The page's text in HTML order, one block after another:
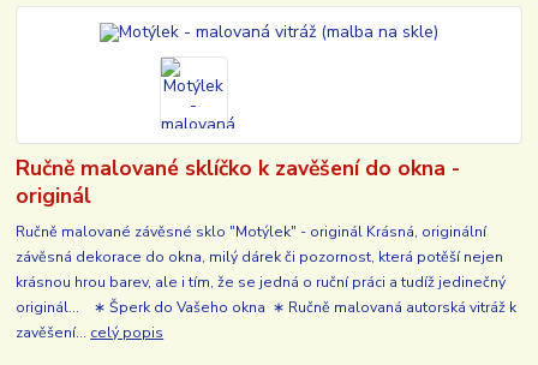
Ručně malované sklíčko k zavěšení do okna -
originál
Ručně malované závěsné sklo "Motýlek" - originál Krásná, originální
závěsná dekorace do okna, milý dárek či pozornost, která potěší nejen
krásnou hrou barev, ale i tím, že se jedná o ruční práci a tudíž jedinečný
originál... ∗ Šperk do Vašeho okna ∗ Ručně malovaná autorská vitráž k
zavěšení... celý popis